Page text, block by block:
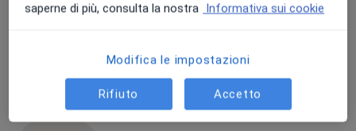
Pap test
Dettagli pap test
saperne di più, consulta la nostra Informativa sui cookie
Modifica le impostazioni
Rifiuto Accetto